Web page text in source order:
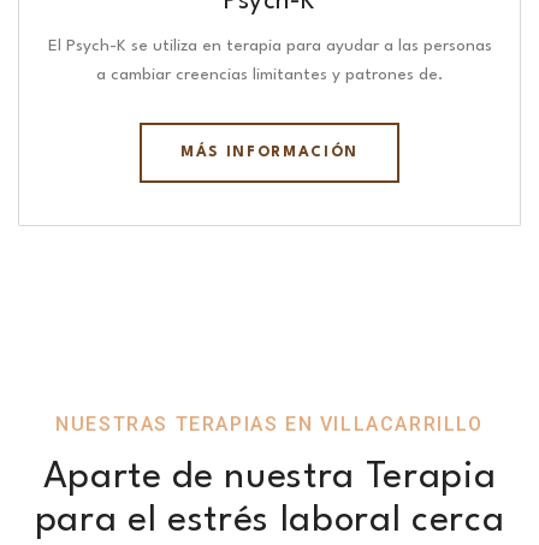
El Psych-K se utiliza en terapia para ayudar a las personas
a cambiar creencias limitantes y patrones de.
MÁS INFORMACIÓN
NUESTRAS TERAPIAS EN VILLACARRILLO
Aparte de nuestra Terapia
para el estrés laboral cerca